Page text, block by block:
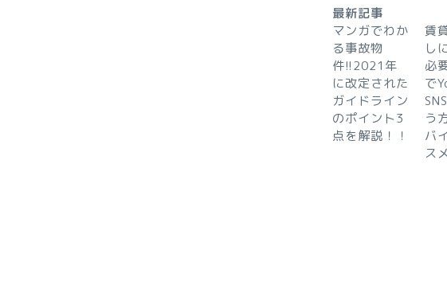
最新記事
マンガでわか
る事故物
件!!2021年
に改定された
ガイドライン
のポイント3
点を解説！！
賃
し
必
で
う
バ
ス